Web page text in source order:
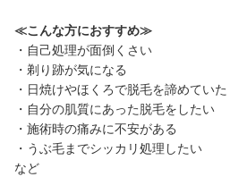
≪こんな方におすすめ≫
・自己処理が面倒くさい
・剃り跡が気になる
・日焼けやほくろで脱毛を諦めていた
・自分の肌質にあった脱毛をしたい
・施術時の痛みに不安がある
・うぶ毛までシッカリ処理したい
など